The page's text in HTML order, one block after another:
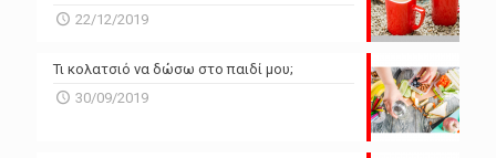
22/12/2019
Τι κολατσιό να δώσω στο παιδί μου;
30/09/2019